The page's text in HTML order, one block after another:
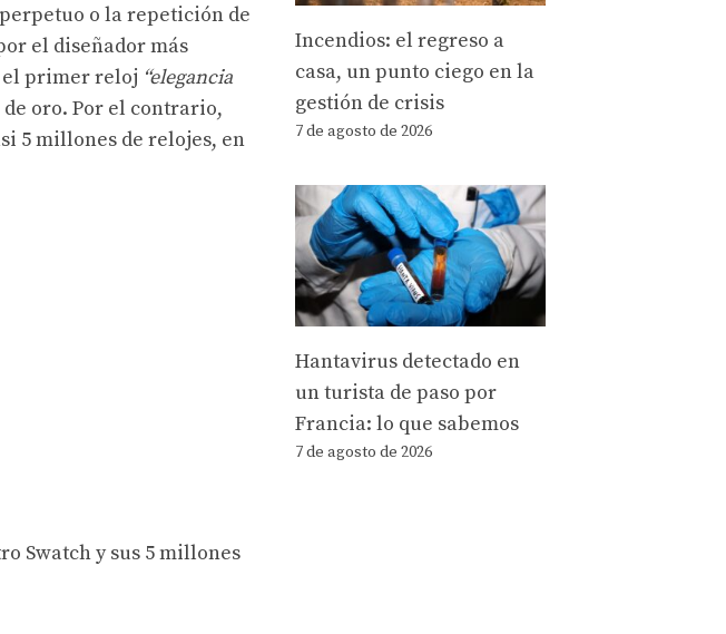
o la repetición de
el diseñador más
el primer reloj “elegancia
oro. Por el contrario,
5 millones de relojes, en
Swatch y sus 5 millones
Incendios: el regreso a
casa, un punto ciego en la
gestión de crisis
7 de agosto de 2026
Hantavirus detectado en
un turista de paso por
Francia: lo que sabemos
7 de agosto de 2026